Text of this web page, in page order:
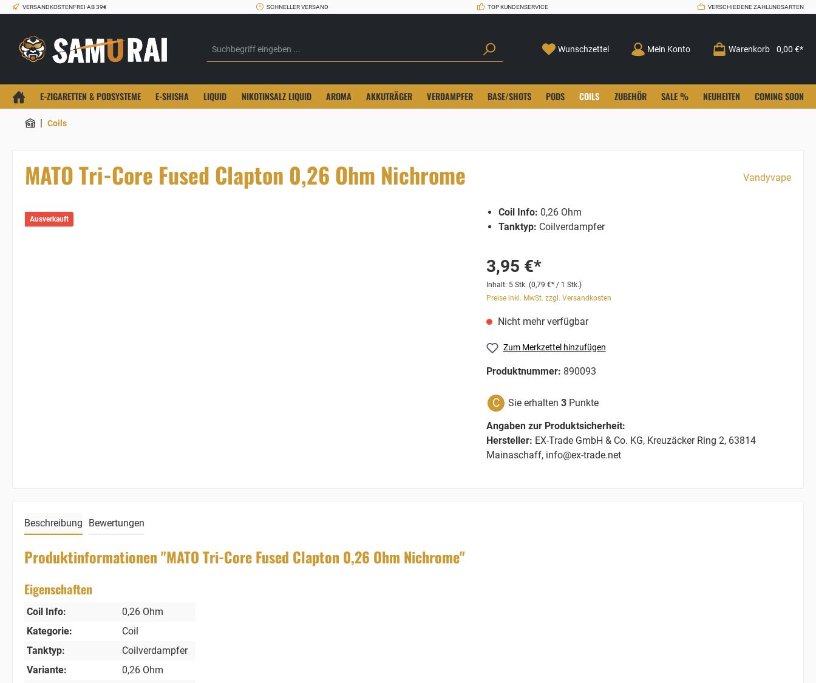
VERSANDKOSTENFREI AB 39€ SCHNELLER VERSAND TOP KUNDENSERVICE VERSCHIEDENE ZAHLUNGSARTEN
Wunschzettel Mein Konto Warenkorb 0,00 €*
E-ZIGARETTEN & PODSYSTEME E-SHISHA LIQUID NIKOTINSALZ LIQUID AROMA AKKUTRÄGER VERDAMPFER BASE/SHOTS PODS COILS ZUBEHÖR SALE % NEUHEITEN COMING SOON
| Coils
MATO Tri-Core Fused Clapton 0,26 Ohm Nichrome Vandyvape
Ausverkauft
Coil Info: 0,26 Ohm
Tanktyp: Coilverdampfer
3,95 €*
Inhalt: 5 Stk. (0,79 €* / 1 Stk.)
Preise inkl. MwSt. zzgl. Versandkosten
Nicht mehr verfügbar
Zum Merkzettel hinzufügen
Produktnummer: 890093
C Sie erhalten 3 Punkte
Angaben zur Produktsicherheit:
Hersteller: EX-Trade GmbH & Co. KG, Kreuzäcker Ring 2, 63814
Mainaschaff, info@ex-trade.net
Beschreibung Bewertungen
Produktinformationen "MATO Tri-Core Fused Clapton 0,26 Ohm Nichrome"
Eigenschaften
Coil Info:
0,26 Ohm
Kategorie:
Coil
Tanktyp:
Coilverdampfer
Variante:
0,26 Ohm